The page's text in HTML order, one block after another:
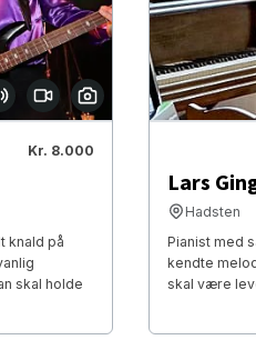
Kr. 8.000
knald på
skal holde
Lars
Hadsten
Pianist med
kendte
skal være